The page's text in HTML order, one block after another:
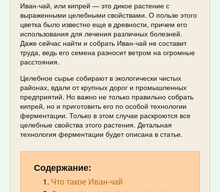
Иван-чай, или кипрей — это дикое растение с
выраженными целебными свойствами. О пользе этого
цветка было известно еще в древности, причем его
использования для лечения различных болезней.
Даже сейчас найти и собрать Иван-чай не составит
труда, ведь его семена разносит ветром на огромные
расстояния.
Целебное сырье собирают в экологически чистых
районах, вдали от крупных дорог и промышленных
предприятий. Но важно не только правильно собрать
кипрей, но и приготовить его по особой технологии
ферментации. Только в этом случае раскроются все
целебные свойства этого растения. Детальная
технология ферментации будет описана в статье.
Содержание:
Что такое Иван-чай